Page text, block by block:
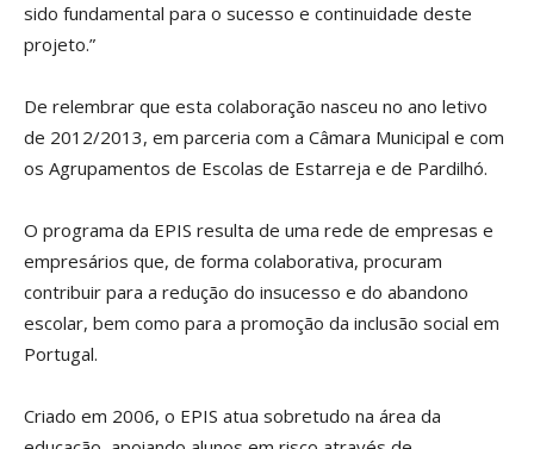
sido fundamental para o sucesso e continuidade deste
projeto.”
De relembrar que esta colaboração nasceu no ano letivo
de 2012/2013, em parceria com a Câmara Municipal e com
os Agrupamentos de Escolas de Estarreja e de Pardilhó.
O programa da EPIS resulta de uma rede de empresas e
empresários que, de forma colaborativa, procuram
contribuir para a redução do insucesso e do abandono
escolar, bem como para a promoção da inclusão social em
Portugal.
Criado em 2006, o EPIS atua sobretudo na área da